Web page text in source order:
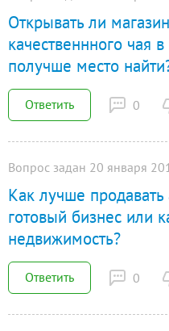
Открывать ли
качественнного чая
получше место
Ответить 0
Вопрос задан 20 января
Как лучше
готовый бизнес или
недвижимость?
Ответить 0